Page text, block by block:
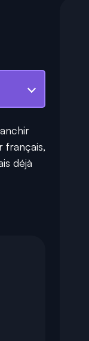
français,
déjà